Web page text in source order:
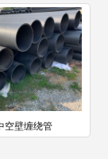
空壁缠绕管